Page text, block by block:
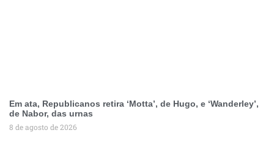
Em ata, Republicanos retira ‘Motta’, de Hugo, e ‘Wanderley’,
de Nabor, das urnas
8 de agosto de 2026